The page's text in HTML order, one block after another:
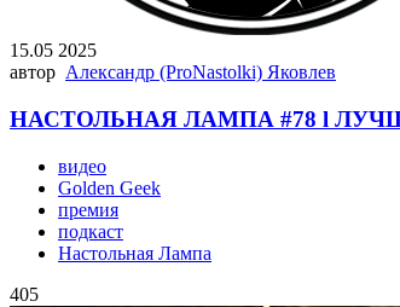
15.05 2025
автор Александр (ProNastolki) Яковлев
НАСТОЛЬНАЯ ЛАМПА #78 l
видео
Golden Geek
премия
подкаст
Настольная Лампа
405